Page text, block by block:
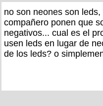
no son neones son
compañero ponen que
negativos... cual es el
usen leds en lugar de
de los leds? o